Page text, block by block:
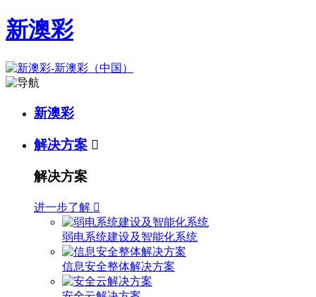
新澳彩
新澳彩
解决方案 
解决方案
进一步了解 
弱电系统建设及智能化系统
信息安全整体解决方案